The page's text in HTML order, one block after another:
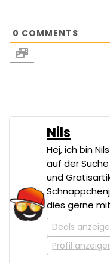
0 COMMENTS
Nils
Hej, ich bin
auf der
und
dies gerne
Deals
Profil